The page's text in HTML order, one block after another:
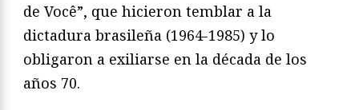
de Você”, que hicieron temblar a la
dictadura brasileña (1964-1985) y lo
obligaron a exiliarse en la década de los
años 70.